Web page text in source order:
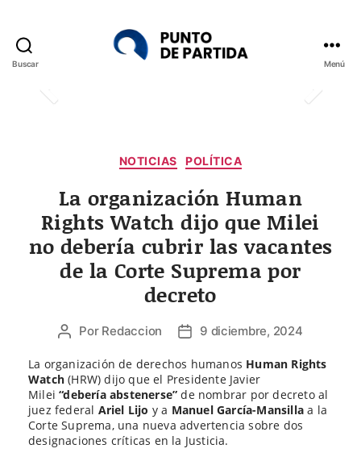
Buscar Menú
Categorías
NOTICIAS POLÍTICA
La organización Human
Rights Watch dijo que Milei
no debería cubrir las vacantes
de la Corte Suprema por
decreto
Autor
la
entrada
Por Redaccion
Fecha
la
entrada
9 diciembre, 2024
La organización de derechos humanos Human Rights
Watch (HRW) dijo que el Presidente Javier
Milei “debería abstenerse”de nombrar por decreto al
juez federal Ariel Lijo y a Manuel García-Mansillaa la
Corte Suprema, una nueva advertencia sobre dos
designaciones críticas en la Justicia.